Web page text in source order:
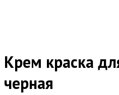
Крем краска
черная